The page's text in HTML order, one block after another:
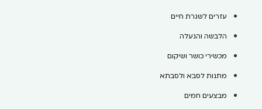
עזרים לשגרת חיים
הלבשה והנעלה
מכשירי כושר ושיקום
מתנות לסבא ולסבתא
מבצעים חמים